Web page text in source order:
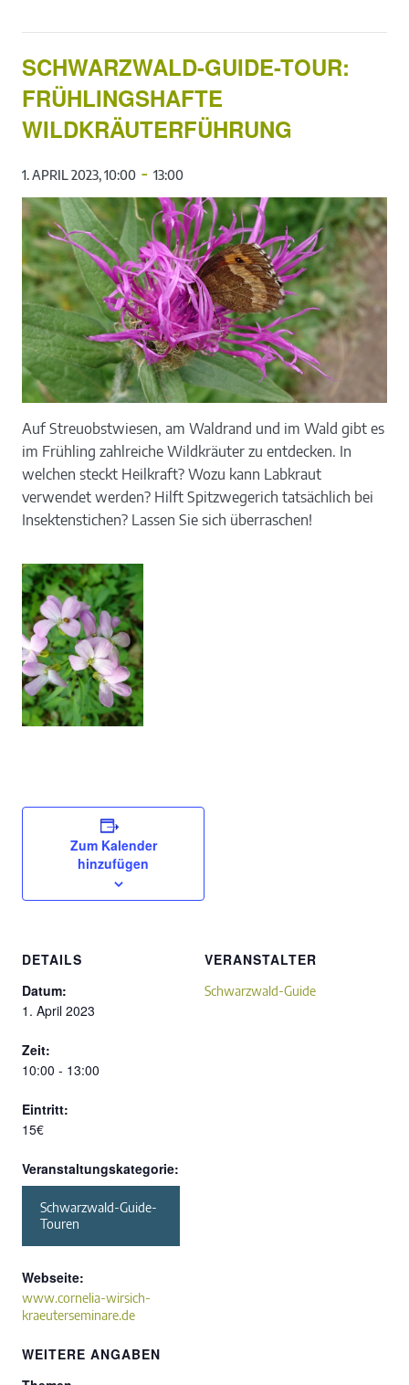
SCHWARZWALD-GUIDE-TOUR:
FRÜHLINGSHAFTE
WILDKRÄUTERFÜHRUNG
1. APRIL 2023, 10:00 - 13:00
Auf Streuobstwiesen, am Waldrand und im Wald gibt es
im Frühling zahlreiche Wildkräuter zu entdecken. In
welchen steckt Heilkraft? Wozu kann Labkraut
verwendet werden? Hilft Spitzwegerich tatsächlich bei
Insektenstichen? Lassen Sie sich überraschen!
Zum Kalender
hinzufügen
DETAILS
Datum:
1. April 2023
Zeit:
10:00 - 13:00
Eintritt:
15€
Veranstaltungskategorie:
Schwarzwald-Guide-
Touren
Webseite:
www.cornelia-wirsich-
kraeuterseminare.de
VERANSTALTER
Schwarzwald-Guide
WEITERE ANGABEN